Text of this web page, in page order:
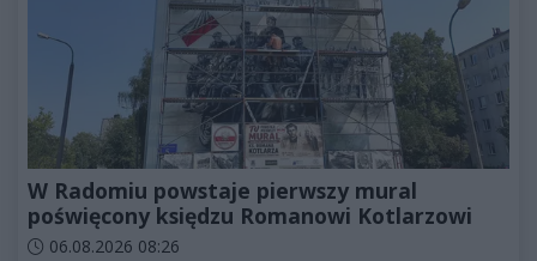
W Radomiu powstaje pierwszy mural
poświęcony księdzu Romanowi Kotlarzowi
Data dodania artykułu:
06.08.2026 08:26